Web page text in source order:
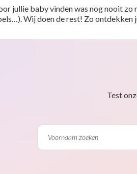
jullie baby vinden was nog nooit
Wij doen de rest! Zo ontdekken
Test